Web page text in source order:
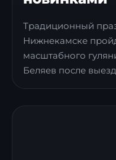
Традиционный
Нижнекамске
масштабного
Беляев после